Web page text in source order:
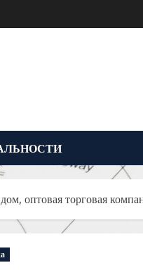
оптовая торговая